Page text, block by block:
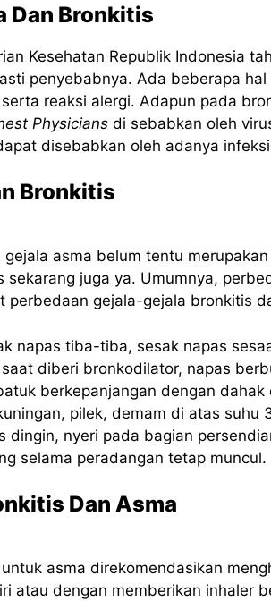
Dan Bronkitis
Kesehatan Republik Indonesia
penyebabnya. Ada beberapa
reaksi alergi. Adapun pada
Physicians di sebabkan oleh
disebabkan oleh adanya
Bronkitis
asma belum tentu
sekarang juga ya. Umumnya,
perbedaan gejala-gejala bronkitis
napas tiba-tiba, sesak napas
diberi bronkodilator, napas
berkepanjangan dengan
pilek, demam di atas suhu
dingin, nyeri pada bagian
selama peradangan tetap muncul.
Dan Asma
asma direkomendasikan
atau dengan memberikan inhaler